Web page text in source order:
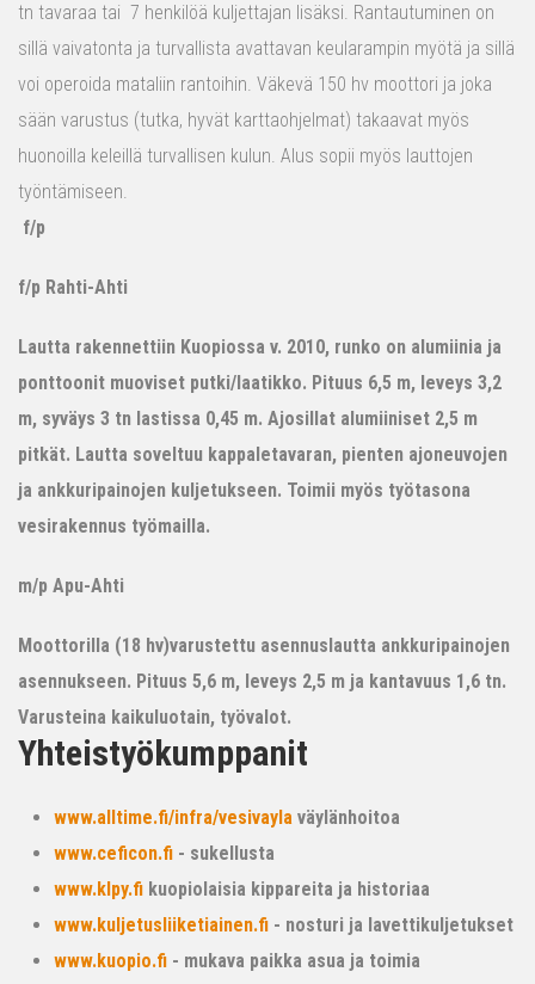
tn tavaraa tai 7 henkilöä kuljettajan lisäksi. Rantautuminen on
sillä vaivatonta ja turvallista avattavan keularampin myötä ja sillä
voi operoida mataliin rantoihin. Väkevä 150 hv moottori ja joka
sään varustus (tutka, hyvät karttaohjelmat) takaavat myös
huonoilla keleillä turvallisen kulun. Alus sopii myös lauttojen
työntämiseen.
f/p
f/p Rahti-Ahti
Lautta rakennettiin Kuopiossa v. 2010, runko on alumiinia ja
ponttoonit muoviset putki/laatikko. Pituus 6,5 m, leveys 3,2
m, syväys 3 tn lastissa 0,45 m. Ajosillat alumiiniset 2,5 m
pitkät. Lautta soveltuu kappaletavaran, pienten ajoneuvojen
ja ankkuripainojen kuljetukseen. Toimii myös työtasona
vesirakennus työmailla.
m/p Apu-Ahti
Moottorilla (18 hv)varustettu asennuslautta ankkuripainojen
asennukseen. Pituus 5,6 m, leveys 2,5 m ja kantavuus 1,6 tn.
Varusteina kaikuluotain, työvalot.
Yhteistyökumppanit
www.alltime.fi/infra/vesivayla väylänhoitoa
www.ceficon.fi - sukellusta
www.klpy.fi kuopiolaisia kippareita ja historiaa
www.kuljetusliiketiainen.fi - nosturi ja lavettikuljetukset
www.kuopio.fi - mukava paikka asua ja toimia